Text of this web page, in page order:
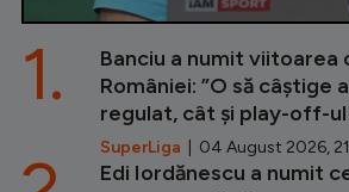
Banciu a numit viitoarea
României: ”O să câștige
regulat, cât și play-off-
SuperLiga | 04 August 2026,
1.
Edi Iordănescu a numit